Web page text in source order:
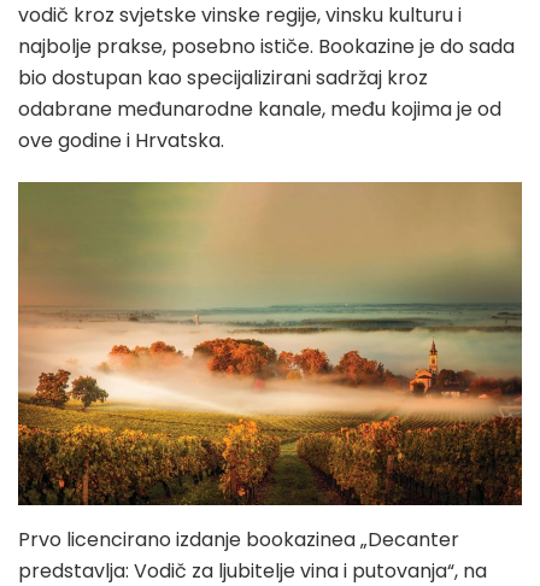
vodič kroz svjetske vinske regije, vinsku kulturu i
najbolje prakse, posebno ističe. Bookazine je do sada
bio dostupan kao specijalizirani sadržaj kroz
odabrane međunarodne kanale, među kojima je od
ove godine i Hrvatska.
Prvo licencirano izdanje bookazinea „Decanter
predstavlja: Vodič za ljubitelje vina i putovanja“, na